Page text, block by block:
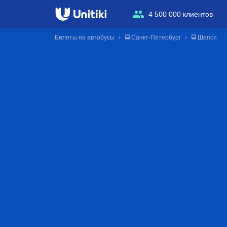
4 500 000 клиентов
Билеты на автобусы 🚍 Санкт-Петербург 🚍 Шепси